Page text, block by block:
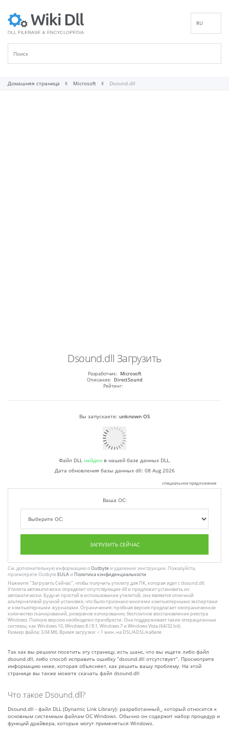
RU
Домашняя страница Microsoft Dsound.dll
Dsound.dll Загрузить
Разработчик: Microsoft
Описание: DirectSound
Рейтинг:
Вы запускаете: unknown OS
Файл DLL найденв нашей базе данных DLL.
Дата обновления базы данных dll: 08 Aug 2026
специальное предложение
Ваша ОС:
ЗАГРУЗИТЬ СЕЙЧАС
См. дополнительную информацию оOutbyteи удалении :инструкции. Пожалуйста,
просмотрите Outbyte EULAи Политика конфиденциальности
Нажмите"Загрузить Сейчас", чтобы получить утилиту для ПК, которая идет с dsound.dll.
Утилита автоматически определит отсутствующие dll и предложит установить их
автоматически. Будучи простой в использовании утилитой, она является отличной
альтернативой ручной установке, что было признано многими компьютерными экспертами
и компьютерными журналами. Ограничения: пробная версия предлагает неограниченное
количество сканирований, резервное копирование, бесплатное восстановление реестра
Windows. Полную версию необходимо приобрести. Она поддерживает такие операционные
системы, как Windows 10, Windows 8 / 8.1, Windows 7 и Windows Vista (64/32 bit).
Размер файла: 3,04 Мб, Время загрузки: < 1 мин. на DSL/ADSL/кабеле
Так как вы решили посетить эту страницу, есть шанс, что вы ищете либо файл
dsound.dll, либо способ исправить ошибку “dsound.dll отсутствует”. Просмотрите
информацию ниже, которая объясняет, как решить вашу проблему. На этой
странице вы также можете скачать файл dsound.dll
Что такое Dsound.dll?
Dsound.dll - файл DLL (Dynamic Link Library): разработанный_, который относится к
основным системным файлам ОС Windows. Обычно он содержит набор процедур и
функций драйвера, которые могут применяться Windows.